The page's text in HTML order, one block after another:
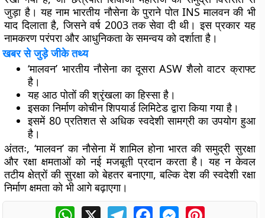
जुड़ा है। यह नाम भारतीय नौसेना के पुराने पोत INS मालवन की भी
याद दिलाता है, जिसने वर्ष 2003 तक सेवा दी थी। इस प्रकार यह
नामकरण परंपरा और आधुनिकता के समन्वय को दर्शाता है।
खबर से जुड़े जीके तथ्य
‘मालवन’ भारतीय नौसेना का दूसरा ASW शैलो वाटर क्राफ्ट
है।
यह आठ पोतों की श्रृंखला का हिस्सा है।
इसका निर्माण कोचीन शिपयार्ड लिमिटेड द्वारा किया गया है।
इसमें 80 प्रतिशत से अधिक स्वदेशी सामग्री का उपयोग हुआ
है।
अंततः, ‘मालवन’ का नौसेना में शामिल होना भारत की समुद्री सुरक्षा
और रक्षा क्षमताओं को नई मजबूती प्रदान करता है। यह न केवल
तटीय क्षेत्रों की सुरक्षा को बेहतर बनाएगा, बल्कि देश की स्वदेशी रक्षा
निर्माण क्षमता को भी आगे बढ़ाएगा।
WhatsApp
X TelegramFacebookMessengerPinterest